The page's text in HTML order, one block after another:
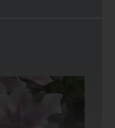
oder zwischen
besonders gut
Frühling werden